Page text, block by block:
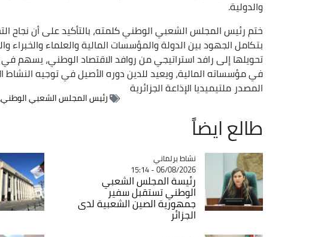
والدولية.
ختم رئيس المجلس الشعبي الوطني كلمته، بالتأكيد على أن نجاح
بتكامل الجهود بين الدولة والمؤسسات المالية والعلماء والخبراء
تحويلها إلى رافد استراتيجي من روافد الاقتصاد الوطني، يسهم
في مؤسساته المالية، ويعيد للدين دوره الأصيل في توجيه النشاط
المصدر ملتيميديا الإذاعة الجزائرية
رئيس المجلس الشعبي الوطني،
طالع ايضاً
Catégorie
نشاط برلماني
06/08/2026 - 15:14
رئيسة المجلس الشعبي
الوطني تستقبل سفير
جمهورية الصين الشعبية لدى
الجزائر